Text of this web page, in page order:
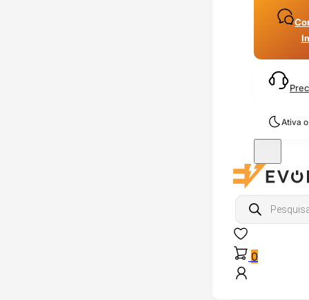
Ativa
Products
search
0